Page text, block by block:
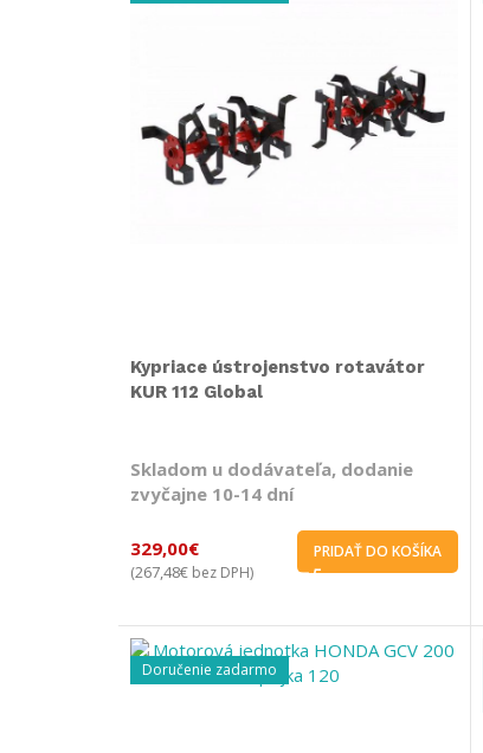
Kypriace ústrojenstvo rotavátor
KUR 112 Global
Skladom u dodávateľa, dodanie
zvyčajne 10-14 dní
329,00€
(267,48€ bez DPH)
PRIDAŤ DO KOŠÍKA
Doručenie zadarmo